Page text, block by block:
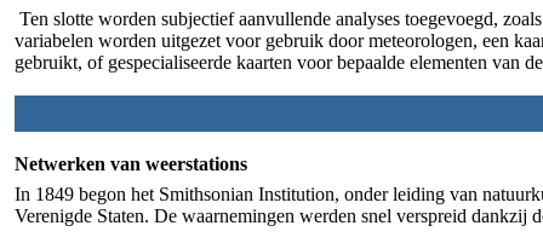
Ten slotte worden subjectief aanvullende analyses toegevoegd,
variabelen worden uitgezet voor gebruik door meteorologen, een
gebruikt, of gespecialiseerde kaarten voor bepaalde elementen van
Netwerken van weerstations
In 1849 begon het Smithsonian Institution, onder leiding van
Verenigde Staten. De waarnemingen werden snel verspreid